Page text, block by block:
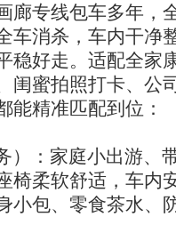
廊专线包车多年，
车消杀，车内干净
稳好走。适配全家
闺蜜拍照打卡、公
能精准匹配到位：
）：家庭小出游、
椅柔软舒适，车内
小包、零食茶水、